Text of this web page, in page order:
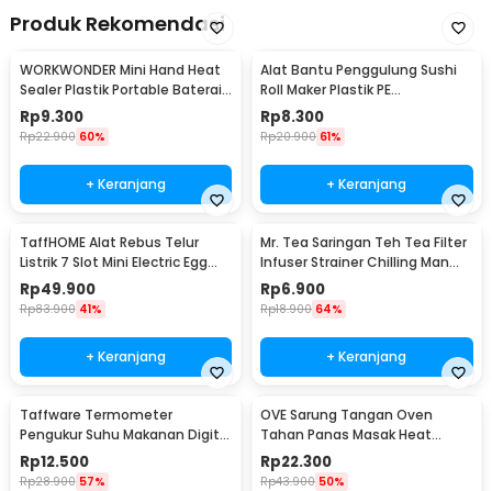
Produk Rekomendasi
WORKWONDER Mini Hand Heat
Sealer Plastik Portable Baterai
AA - LX2000A
Rp9.300
Rp22.900 60%
+ Keranjang
Alat Bantu Penggulung Sushi
Roll Maker Plastik PE
22x20.5x0.1cm - E1119
Rp8.300
Rp20.900 61%
+ Keranjang
TaffHOME Alat Rebus Telur
Listrik 7 Slot Mini Electric Egg
Cooker 350W - YS-203
Rp49.900
Rp83.900 41%
+ Keranjang
Mr. Tea Saringan Teh Tea Filter
Infuser Strainer Chilling Man
Silicon - MR03
Rp6.900
Rp18.900 64%
+ Keranjang
Taffware Termometer
Pengukur Suhu Makanan Digital
Daging Kopi Susu - TP101
Rp12.500
Rp28.900 57%
OVE Sarung Tangan Oven
Tahan Panas Masak Heat
Resistant Gloves - 540F
Rp22.300
Rp43.900 50%